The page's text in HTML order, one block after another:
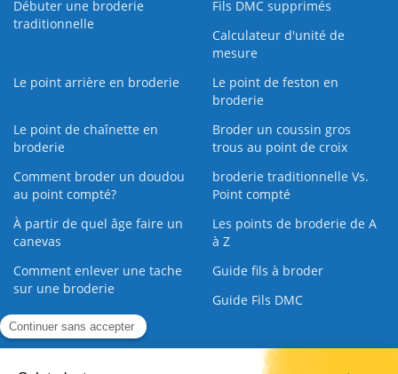
Débuter une broderie
traditionnelle
Fils DMC supprimés
Calculateur d'unité de
mesure
Le point arrière en broderie
Le point de feston en
broderie
Le point de chaînette en
broderie
Broder un coussin gros
trous au point de croix
Comment broder un doudou
au point compté?
broderie traditionnelle Vs.
Point compté
À partir de quel âge faire un
canevas
Les points de broderie de A
à Z
Comment enlever une tache
sur une broderie
Guide fils à broder
Guide Fils DMC
Guide de la Broderie